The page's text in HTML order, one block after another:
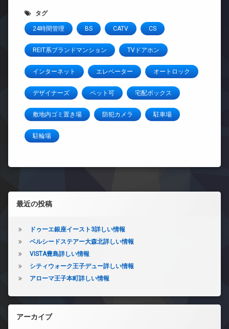
タグ
24時間管理 BS CATV CS
REIT系ブランドマンション TVドアホン
インターネット エレベーター オートロック
デザイナーズ ペット可 宅配ボックス
敷地内ゴミ置き場 防犯カメラ 駐車場
駐輪場
左サイドバー
最近の投稿
ドゥーエ銀座イースト3詳しい情報
ベルシードステアー大森北詳しい情報
VISTA豊島詳しい情報
シティウォーク王子デュー詳しい情報
アローマ王子本町詳しい情報
アーカイブ